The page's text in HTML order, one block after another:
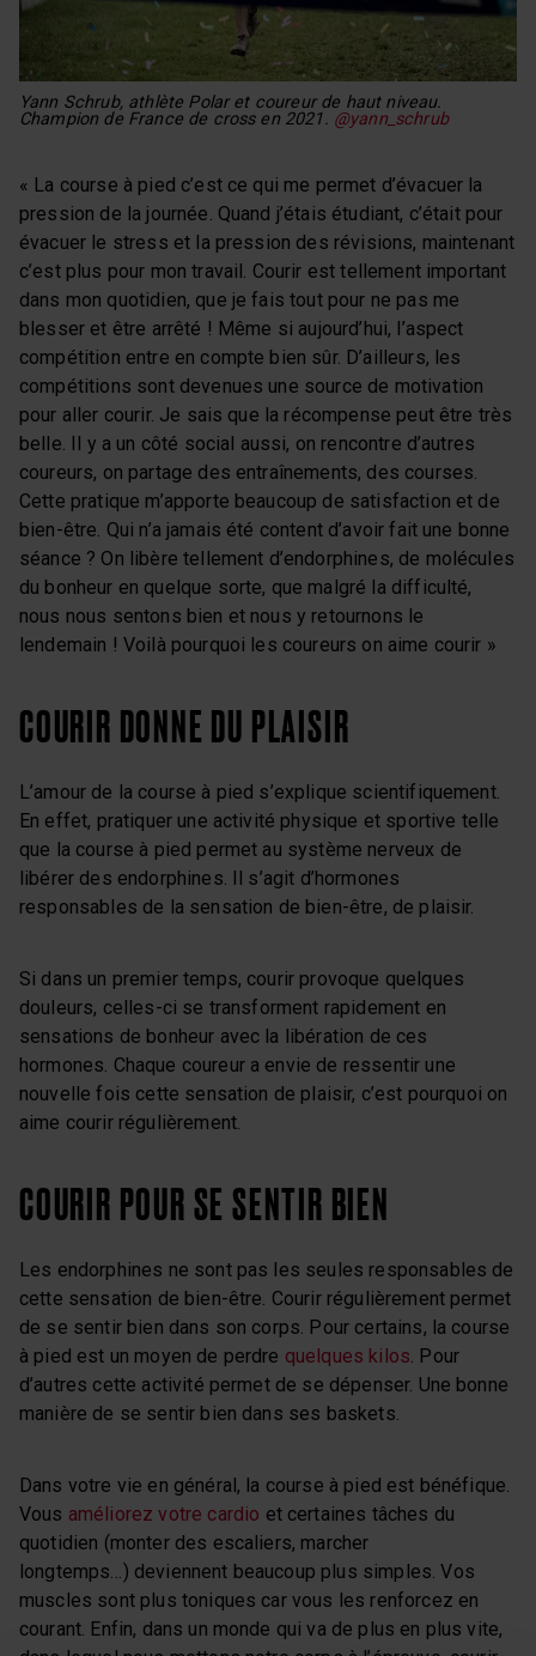
Yann Schrub, athlète Polar et coureur de haut niveau.
Champion de France de cross en 2021. @yann_schrub
« La course à pied c’est ce qui me permet d’évacuer la
pression de la journée. Quand j’étais étudiant, c’était pour
évacuer le stress et la pression des révisions, maintenant
c’est plus pour mon travail. Courir est tellement important
dans mon quotidien, que je fais tout pour ne pas me
blesser et être arrêté ! Même si aujourd’hui, l’aspect
compétition entre en compte bien sûr. D’ailleurs, les
compétitions sont devenues une source de motivation
pour aller courir. Je sais que la récompense peut être très
belle. Il y a un côté social aussi, on rencontre d’autres
coureurs, on partage des entraînements, des courses.
Cette pratique m’apporte beaucoup de satisfaction et de
bien-être. Qui n’a jamais été content d’avoir fait une bonne
séance ? On libère tellement d’endorphines, de molécules
du bonheur en quelque sorte, que malgré la difficulté,
nous nous sentons bien et nous y retournons le
lendemain ! Voilà pourquoi les coureurs on aime courir »
COURIR DONNE DU PLAISIR
L’amour de la course à pied s’explique scientifiquement.
En effet, pratiquer une activité physique et sportive telle
que la course à pied permet au système nerveux de
libérer des endorphines. Il s’agit d’hormones
responsables de la sensation de bien-être, de plaisir.
Si dans un premier temps, courir provoque quelques
douleurs, celles-ci se transforment rapidement en
sensations de bonheur avec la libération de ces
hormones. Chaque coureur a envie de ressentir une
nouvelle fois cette sensation de plaisir, c’est pourquoi on
aime courir régulièrement.
COURIR POUR SE SENTIR BIEN
Les endorphines ne sont pas les seules responsables de
cette sensation de bien-être. Courir régulièrement permet
de se sentir bien dans son corps. Pour certains, la course
à pied est un moyen de perdre quelques kilos . Pour
d’autres cette activité permet de se dépenser. Une bonne
manière de se sentir bien dans ses baskets.
Dans votre vie en général, la course à pied est bénéfique.
Vous améliorez votre cardio et certaines tâches du
quotidien (monter des escaliers, marcher
longtemps…) deviennent beaucoup plus simples. Vos
muscles sont plus toniques car vous les renforcez en
courant. Enfin, dans un monde qui va de plus en plus vite,